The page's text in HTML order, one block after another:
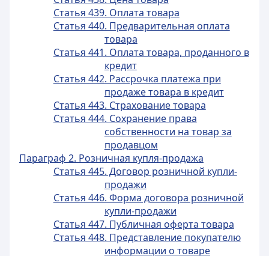
Статья 439. Оплата товара
Статья 440. Предварительная оплата
товара
Статья 441. Оплата товара, проданного в
кредит
Статья 442. Рассрочка платежа при
продаже товара в кредит
Статья 443. Страхование товара
Статья 444. Сохранение права
собственности на товар за
продавцом
Параграф 2. Розничная купля-продажа
Статья 445. Договор розничной купли-
продажи
Статья 446. Форма договора розничной
купли-продажи
Статья 447. Публичная оферта товара
Статья 448. Представление покупателю
информации о товаре